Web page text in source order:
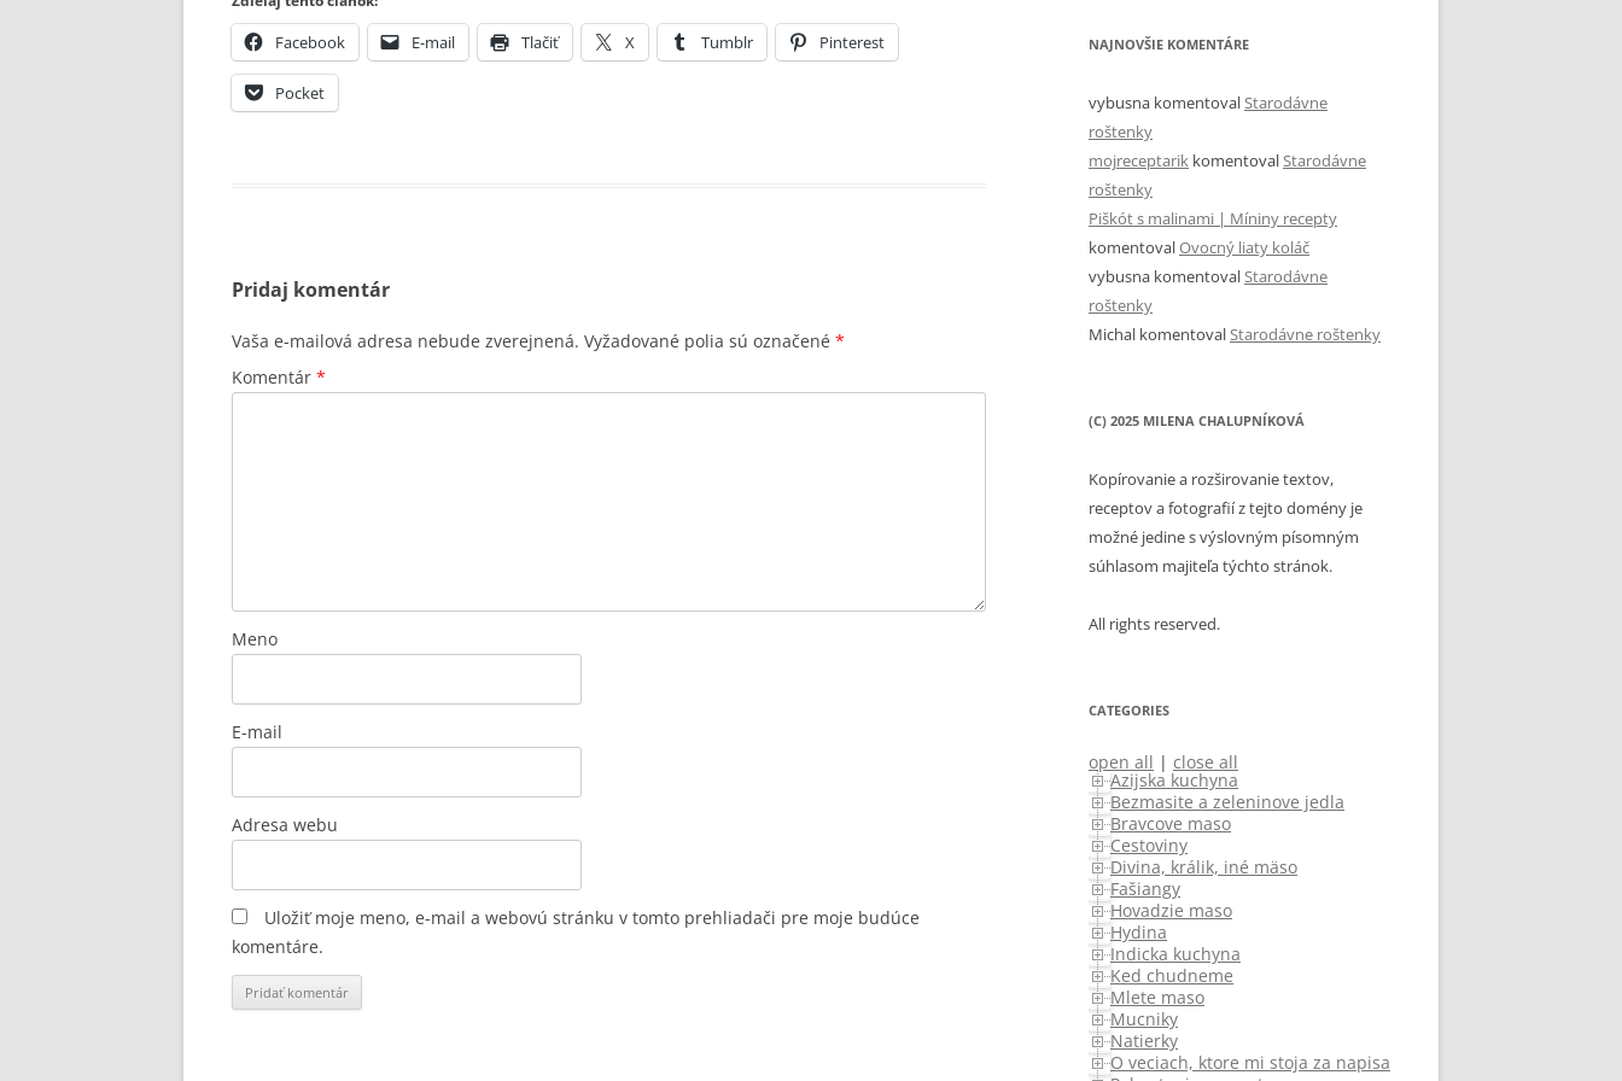
Facebook E-mail Tlačiť X Tumblr Pinterest
Pocket
Pridaj komentár
Vaša e-mailová adresa nebude zverejnená. Vyžadované polia sú označené *
Komentár *
Meno
E-mail
Adresa webu
Uložiť moje meno, e-mail a webovú stránku v tomto prehliadači pre moje budúce
komentáre.
NAJNOVŠIE KOMENTÁRE
vybusna komentovalStarodávne
roštenky
mojreceptarik komentovalStarodávne
roštenky
Piškót s malinami | Míniny recepty
komentovalOvocný liaty koláč
vybusna komentovalStarodávne
roštenky
Michal komentovalStarodávne roštenky
(C) 2025 MILENA CHALUPNÍKOVÁ
Kopírovanie a rozširovanie textov,
receptov a fotografií z tejto domény je
možné jedine s výslovným písomným
súhlasom majiteľa týchto stránok.
All rights reserved.
CATEGORIES
open all | close all
Azijska kuchyna
Bezmasite a zeleninove jedla
Bravcove maso
Cestoviny
Divina, králik, iné mäso
Fašiangy
Hovadzie maso
Hydina
Indicka kuchyna
Ked chudneme
Mlete maso
Mucniky
Natierky
O veciach, ktore mi stoja za napisanie